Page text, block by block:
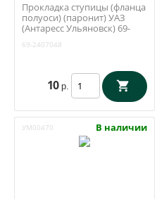
Прокладка ступицы (фланца
полуоси) (паронит) УАЗ
(Антаресс Ульяновск) 69-
69-2407048
10 р.
УМ00470 В наличии